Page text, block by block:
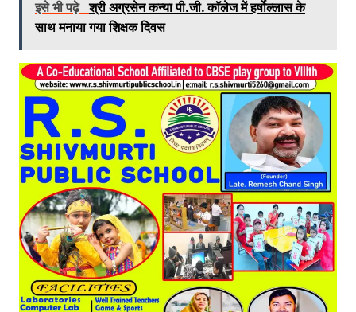
इसे भी पढ़े श्री अग्रसेन कन्या पी.जी. कॉलेज में हर्षोल्लास के
साथ मनाया गया शिक्षक दिवस